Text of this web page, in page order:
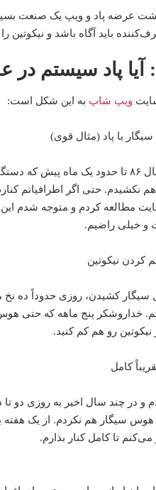
پشت عرضه پاد و ویپ یک صنعت
باید آگاه باشد و
آیا پاد سیستم
ویپ شاپ به این شکل است:
با پاد (مثال قوی)
سلام خدمت دوستان. من از سال ۸۶ تا
نکشیدم. حتی اگر اطرافیانم
مطالعه کردم و متوجه شدم
کردن نیکوتین
سیگار کشیدن، روزی حدوداً ده
خداروشکر پنج ماهه که حتی
نیکوتین رو هم کم کنید.
کامل
می‌کشیدم و در چند سال اخیر به
سیگار هم نکردم. از یک هفته
تا کامل کنار بذارم.